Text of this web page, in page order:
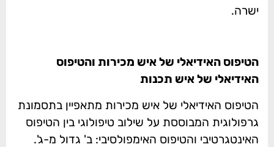
ישרה.
הטיפוס האידיאלי של איש מכירות והטיפוס
האידיאלי של איש תכנות
הטיפוס האידיאלי של איש מכירות מתאפיין בתסמונת
גרפולוגית המבוססת על שילוב טיפולוגי בין הטיפוס
האינטגרטיבי והטיפוס האימפולסיבי: ב' גדול מ-ג'.